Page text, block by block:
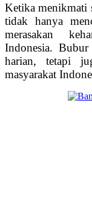
Ketika menikmati
tidak hanya
merasakan
Indonesia.
harian, tetapi
masyarakat